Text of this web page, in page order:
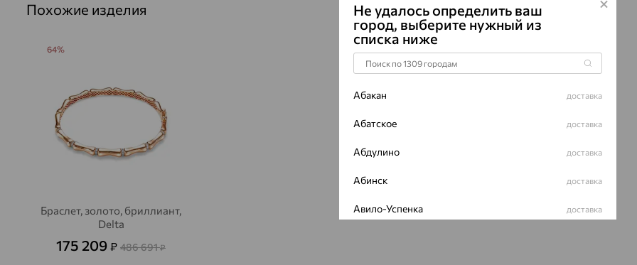
ЦВЕТ
ВЕС
ЧИСТОТА
Сертификаты
Похожие изделия
Браслет, золото, бриллиант,
Delta
175 209 ₽ 486 691₽
64%
Не удалось определить ваш
город, выберите нужный из
списка ниже
Абакан доставка
Абатское доставка
Абдулино доставка
Абинск доставка
Авило-Успенка доставка